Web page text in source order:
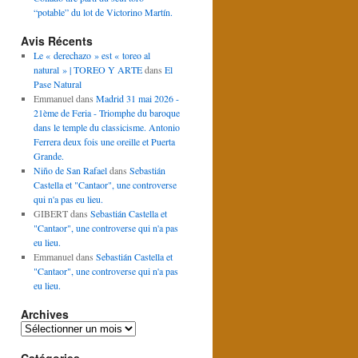
“potable” du lot de Victorino Martín.
Avis Récents
Le « derechazo » est « toreo al
natural » | TOREO Y ARTEdans El
Pase Natural
Emmanueldans Madrid 31 mai 2026 -
21ème de Feria - Triomphe du baroque
dans le temple du classicisme. Antonio
Ferrera deux fois une oreille et Puerta
Grande.
Niño de San Rafaeldans Sebastián
Castella et "Cantaor", une controverse
qui n'a pas eu lieu.
GIBERTdans Sebastián Castella et
"Cantaor", une controverse qui n'a pas
eu lieu.
Emmanueldans Sebastián Castella et
"Cantaor", une controverse qui n'a pas
eu lieu.
Archives
Archives